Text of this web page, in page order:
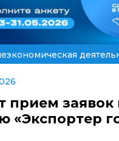
прием заявок
«Экспортер